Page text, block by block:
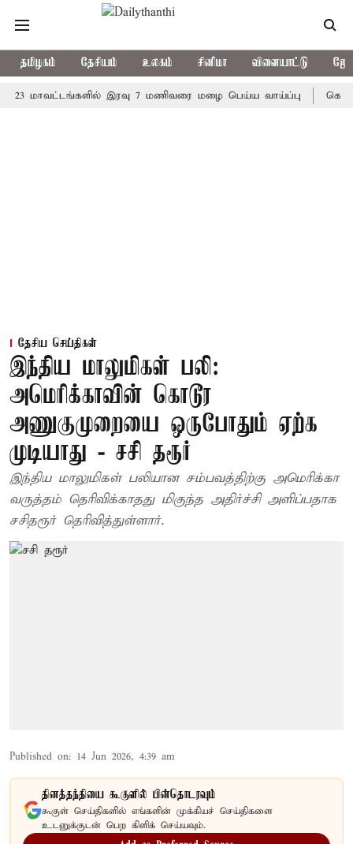
தமிழகம் தேசியம் உலகம் சினிமா விளையாட்டு
இரவு 7 மணிவரை மழை பெய்ய வாய்ப்பு கொரிய
தேசிய செய்திகள்
இந்திய மாலுமிகள் பலி:
அமெரிக்காவின் கொடூர
அணுகுமுறையை ஒருபோதும் ஏற்க
முடியாது - சசி தரூர்
இந்திய மாலுமிகள் பலியான சம்பவத்திற்கு அமெரிக்கா
வருத்தம் தெரிவிக்காதது மிகுந்த அதிர்ச்சி அளிப்பதாக
சசிதரூர் தெரிவித்துள்ளார்.
Published on: 14 Jun 2026, 4:39 am
தினத்தந்தியை கூகுளில் பின்தொடரவும்
கூகுள் செய்திகளில் எங்களின் முக்கியச் செய்திகளை
உடனுக்குடன் பெற கிளிக் செய்யவும்.